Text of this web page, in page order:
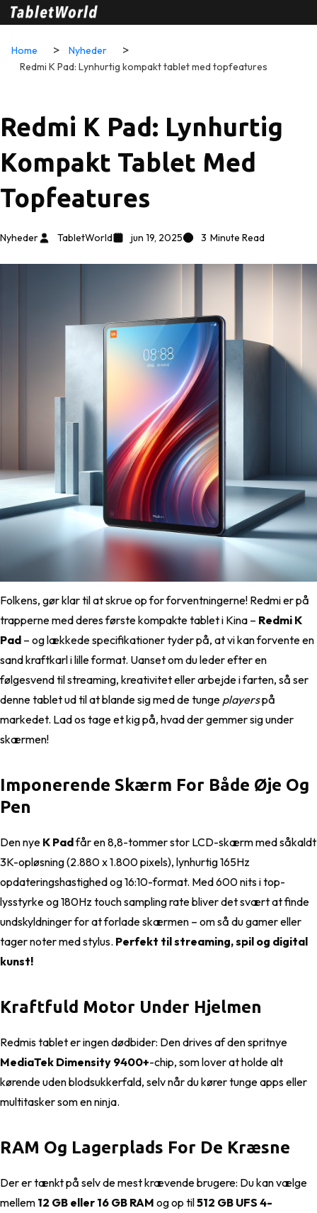
Home
Nyheder
Redmi K Pad: Lynhurtig kompakt tablet med topfeatures
Redmi K Pad: Lynhurtig
Kompakt Tablet Med
Topfeatures
Nyheder TabletWorld jun 19, 2025 3 Minute Read
Folkens, gør klar til at skrue op for forventningerne! Redmi er på
trapperne med deres første kompakte tablet i Kina – Redmi K
Pad – og lækkede specifikationer tyder på, at vi kan forvente en
sand kraftkarl i lille format. Uanset om du leder efter en
følgesvend til streaming, kreativitet eller arbejde i farten, så ser
denne tablet ud til at blande sig med de tunge playerspå
markedet. Lad os tage et kig på, hvad der gemmer sig under
skærmen!
Imponerende Skærm For Både Øje Og
Pen
Den nye K Padfår en 8,8-tommer stor LCD-skærm med såkaldt
3K-opløsning (2.880 x 1.800 pixels), lynhurtig 165Hz
opdateringshastighed og 16:10-format. Med 600 nits i top-
lysstyrke og 180Hz touch sampling rate bliver det svært at finde
undskyldninger for at forlade skærmen – om så du gamer eller
tager noter med stylus. Perfekt til streaming, spil og digital
kunst!
Kraftfuld Motor Under Hjelmen
Redmis tablet er ingen dødbider: Den drives af den spritnye
MediaTek Dimensity 9400+-chip, som lover at holde alt
kørende uden blodsukkerfald, selv når du kører tunge apps eller
multitasker som en ninja.
RAM Og Lagerplads For De Kræsne
Der er tænkt på selv de mest krævende brugere: Du kan vælge
mellem 12 GB eller 16 GB RAM og op til512 GB UFS 4-